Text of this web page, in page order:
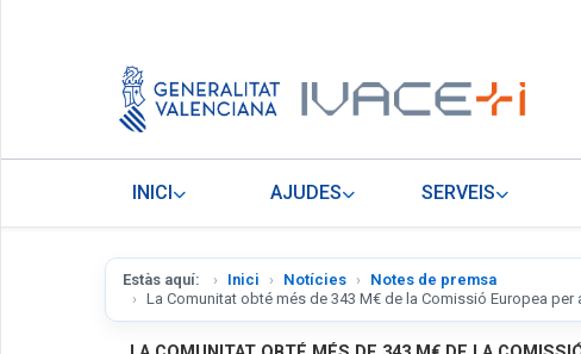
INICI AJUDES SERVEIS
Estàs aquí: Inici Notícies
Notes de premsa
La Comunitat obté més de 343 M€ de la Comissió Europea